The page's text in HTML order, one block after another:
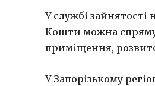
У службі зайнятості
Кошти можна
приміщення,
У Запорізькому